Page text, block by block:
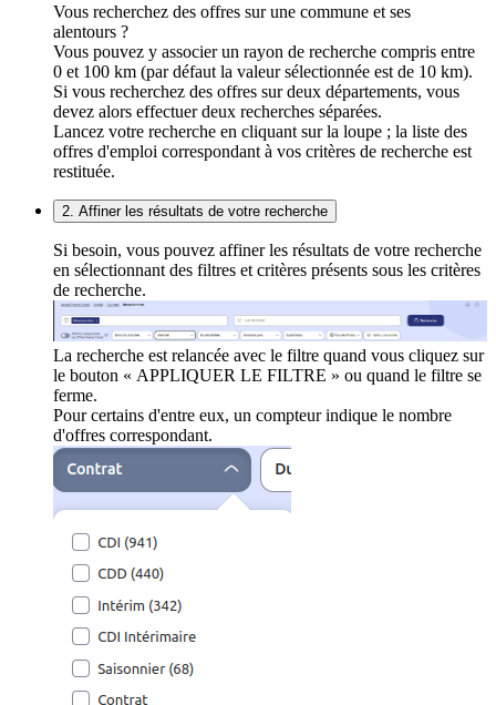
Vous recherchez des offres sur une commune et ses
alentours ?
Vous pouvez y associer un rayon de recherche compris entre
0 et 100 km (par défaut la valeur sélectionnée est de 10 km).
Si vous recherchez des offres sur deux départements, vous
devez alors effectuer deux recherches séparées.
Lancez votre recherche en cliquant sur la loupe ; la liste des
offres d'emploi correspondant à vos critères de recherche est
restituée.
2. Affiner les résultats de votre recherche
Si besoin, vous pouvez affiner les résultats de votre recherche
en sélectionnant des filtres et critères présents sous les critères
de recherche.
La recherche est relancée avec le filtre quand vous cliquez sur
le bouton « APPLIQUER LE FILTRE » ou quand le filtre se
ferme.
Pour certains d'entre eux, un compteur indique le nombre
d'offres correspondant.